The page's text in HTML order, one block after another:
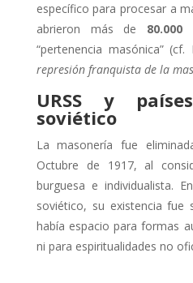
específico para procesar a
abrieron más de 80.000
“pertenencia masónica”
represión franquista de la
URSS y
soviético
La masonería fue
Octubre de 1917, al
burguesa e individualista.
soviético, su existencia fue
había espacio para formas
ni para espiritualidades no